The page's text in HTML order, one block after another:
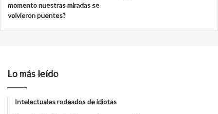
momento nuestras miradas se
volvieron puentes?
Lo más leído
Intelectuales rodeados de idiotas